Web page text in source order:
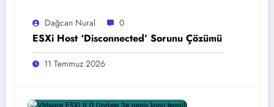
Dağcan Nural 0
ESXi Host ‘Disconnected’ Sorunu Çözümü
11 Temmuz 2026